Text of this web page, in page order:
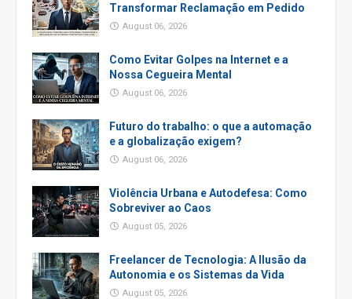
Transformar Reclamação em Pedido
August 06, 2026
Como Evitar Golpes na Internet e a
Nossa Cegueira Mental
August 06, 2026
Futuro do trabalho: o que a automação
e a globalização exigem?
August 06, 2026
Violência Urbana e Autodefesa: Como
Sobreviver ao Caos
August 05, 2026
Freelancer de Tecnologia: A Ilusão da
Autonomia e os Sistemas da Vida
August 05, 2026